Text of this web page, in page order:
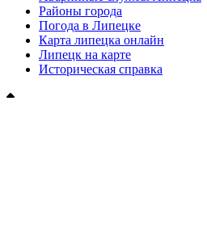
Районы города
Погода в Липецке
Карта липецка онлайн
Липецк на карте
Историческая справка